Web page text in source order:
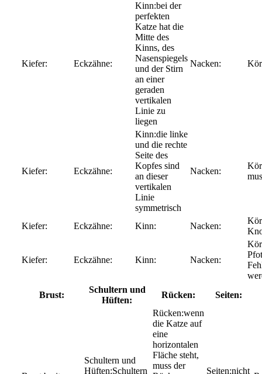
bei der
perfekten
Katze hat die
Mitte des
Kinns, des
Nasenspiegels
und der Stirn
an einer
geraden
vertikalen
Linie zu
liegen
die linke
und die rechte
Seite des
Kopfes sind
an dieser
vertikalen
Linie
symmetrisch
Brust:
Schultern und
Hüften:
Rücken: Seiten:
Schultern
wenn
die Katze auf
eine
horizontalen
Fläche steht,
muss der
nicht